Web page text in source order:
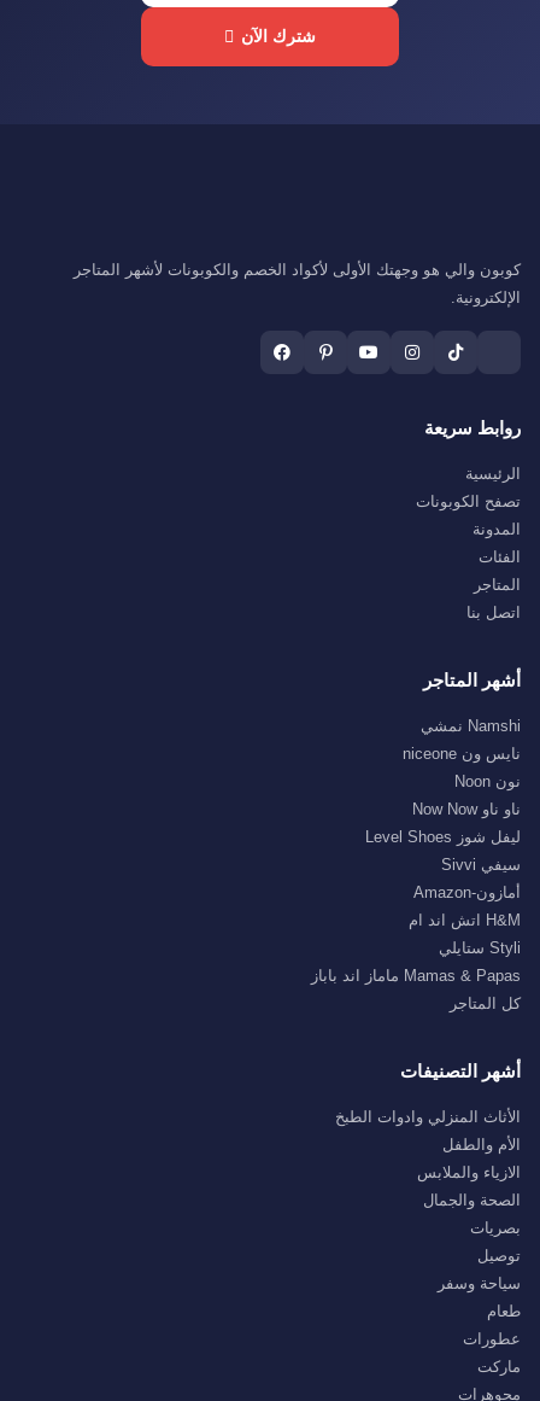
شترك الآن
كوبون والي هو وجهتك الأولى لأكواد الخصم والكوبونات لأشهر المتاجر
الإلكترونية.
روابط سريعة
الرئيسية
تصفح الكوبونات
المدونة
الفئات
المتاجر
اتصل بنا
أشهر المتاجر
Namshi نمشي
نايس ون niceone
نون Noon
ناو ناو Now Now
ليفل شوز Level Shoes
سيفي Sivvi
أمازون-Amazon
H&M اتش اند ام
Styli ستايلي
Mamas & Papas ماماز اند باباز
كل المتاجر
أشهر التصنيفات
الأثاث المنزلي وادوات الطبخ
الأم والطفل
الازياء والملابس
الصحة والجمال
بصريات
توصيل
سياحة وسفر
طعام
عطورات
ماركت
مجوهرات